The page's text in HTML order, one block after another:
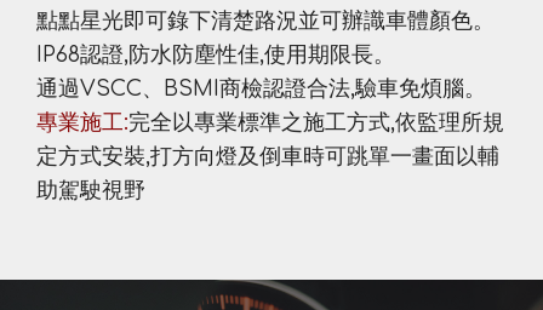
點點星光即可錄下清楚路況並可辦識車體顏色。
IP68認證,防水防塵性佳,使用期限長。
通過VSCC、BSMI商檢認證合法,驗車免煩腦。
專業施工:完全以專業標準之施工方式,依監理所規
定方式安裝,打方向燈及倒車時可跳單一畫面以輔
助駕駛視野